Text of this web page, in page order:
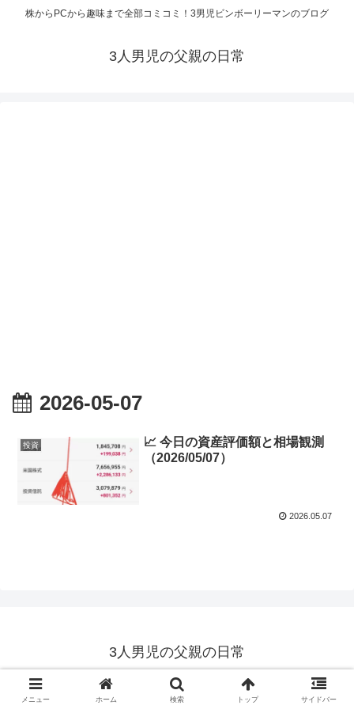
株からPCから趣味まで全部コミコミ！3男児ビンボーリーマンのブログ
3人男児の父親の日常
2026-05-07
投資
📈 今日の資産評価額と相場観測
（2026/05/07）
2026.05.07
3人男児の父親の日常
© 2018 3人男児の父親の日常.
メニュー ホーム 検索 トップ サイドバー